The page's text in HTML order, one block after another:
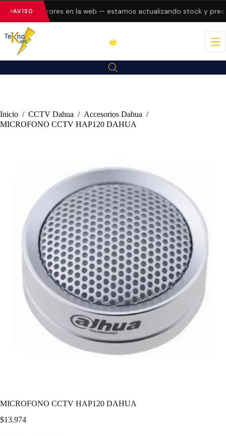
AVISO errores en la web — estamos actualizando stock y
Inicio / CCTV Dahua / Accesorios Dahua /
MICROFONO CCTV HAP120 DAHUA
MICROFONO CCTV HAP120 DAHUA
$13.974